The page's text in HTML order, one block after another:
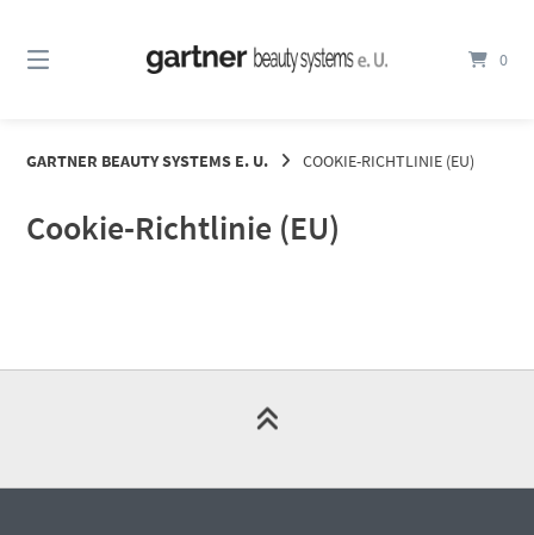
Inhalt
0
GARTNER BEAUTY SYSTEMS E. U. COOKIE-RICHTLINIE (EU)
Cookie-Richtlinie (EU)